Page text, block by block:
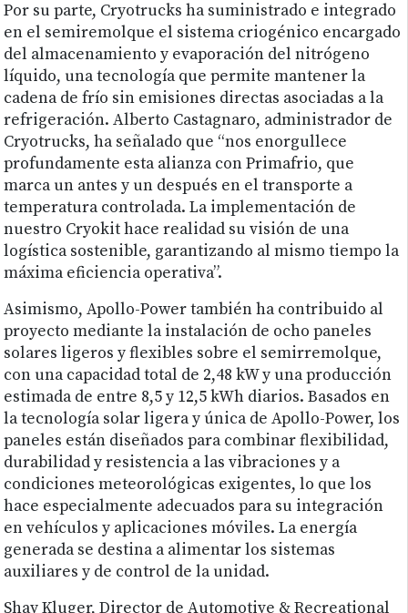
Por su parte, Cryotrucks ha suministrado e integrado
en el semiremolque el sistema criogénico encargado
del almacenamiento y evaporación del nitrógeno
líquido, una tecnología que permite mantener la
cadena de frío sin emisiones directas asociadas a la
refrigeración. Alberto Castagnaro, administrador de
Cryotrucks, ha señalado que “nos enorgullece
profundamente esta alianza con Primafrio, que
marca un antes y un después en el transporte a
temperatura controlada. La implementación de
nuestro Cryokit hace realidad su visión de una
logística sostenible, garantizando al mismo tiempo la
máxima eficiencia operativa”.
Asimismo, Apollo-Power también ha contribuido al
proyecto mediante la instalación de ocho paneles
solares ligeros y flexibles sobre el semirremolque,
con una capacidad total de 2,48 kW y una producción
estimada de entre 8,5 y 12,5 kWh diarios. Basados en
la tecnología solar ligera y única de Apollo-Power, los
paneles están diseñados para combinar flexibilidad,
durabilidad y resistencia a las vibraciones y a
condiciones meteorológicas exigentes, lo que los
hace especialmente adecuados para su integración
en vehículos y aplicaciones móviles. La energía
generada se destina a alimentar los sistemas
auxiliares y de control de la unidad.
Shay Kluger, Director de Automotive & Recreational